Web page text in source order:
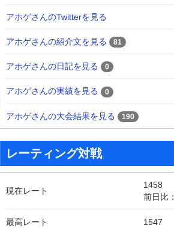
アホゲさんのTwitterを見る
アホゲさんの紹介文を見る 81
アホゲさんの日記を見る 0
アホゲさんの実績を見る 0
アホゲさんの大会結果を見る 190
レーティング対戦
現在レート
1458
前日比：
最高レート 1547